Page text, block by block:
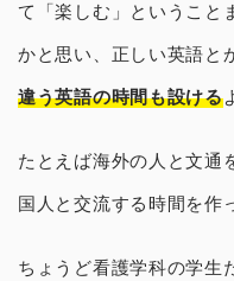
て「楽しむ」ということ
かと思い、正しい英語と
違う英語の時間も設ける
たとえば海外の人と文通
国人と交流する時間を作
ちょうど看護学科の学生